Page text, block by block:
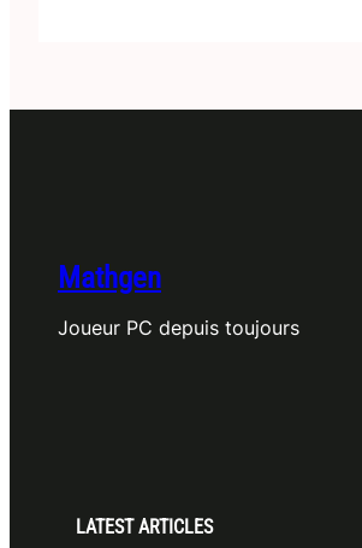
Mathgen
Joueur PC depuis toujours
LATEST ARTICLES